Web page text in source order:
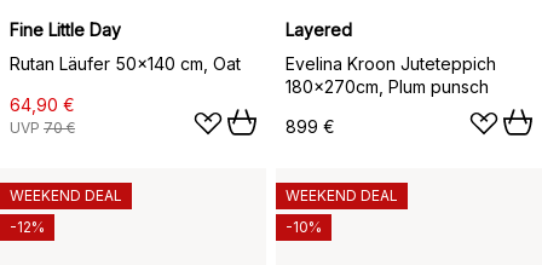
Fine Little Day
Rutan Läufer 50x140 cm, Oat
64,90 €
UVP 70 €
Layered
Evelina Kroon Juteteppich
180x270cm, Plum punsch
899 €
WEEKEND DEAL
-12%
WEEKEND DEAL
-10%